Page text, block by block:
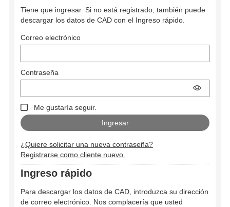
Tiene que ingresar. Si no está registrado, también puede
descargar los datos de CAD con el Ingreso rápido.
Correo electrónico
Contraseña
Me gustaría seguir.
¿Quiere solicitar una nueva contraseña?
Registrarse como cliente nuevo.
Ingreso rápido
Para descargar los datos de CAD, introduzca su dirección
de correo electrónico. Nos complacería que usted